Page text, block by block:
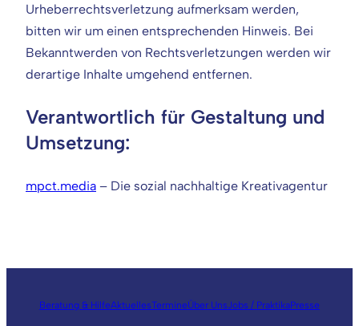
Urheberrechtsverletzung aufmerksam werden,
bitten wir um einen entsprechenden Hinweis. Bei
Bekanntwerden von Rechtsverletzungen werden wir
derartige Inhalte umgehend entfernen.
Verantwortlich für Gestaltung und
Umsetzung:
mpct.media – Die sozial nachhaltige Kreativagentur
Beratung & HilfeAktuellesTermineÜber UnsJobs / PraktikaPresse